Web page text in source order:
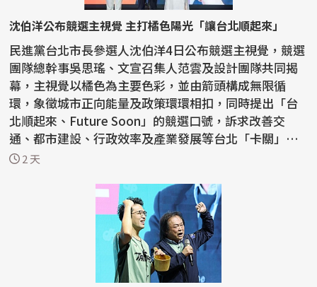
沈伯洋公布競選主視覺 主打橘色陽光「讓台北順起來」
民進黨台北市長參選人沈伯洋4日公布競選主視覺，競選
團隊總幹事吳思瑤、文宣召集人范雲及設計團隊共同揭
幕，主視覺以橘色為主要色彩，並由箭頭構成無限循
環，象徵城市正向能量及政策環環相扣，同時提出「台
北順起來、Future Soon」的競選口號，訴求改善交
通、都市建設、行政效率及產業發展等台北「卡關」問
題。 沈...
2 天